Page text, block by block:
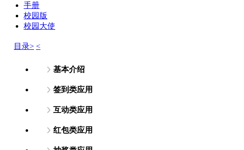
手册
校园版
校园大使
目录> <
基本介绍
签到类应用
互动类应用
红包类应用